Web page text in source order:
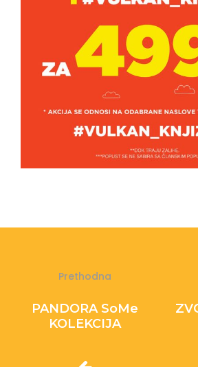
Prethodna
PANDORA SoMe
KOLEKCIJA